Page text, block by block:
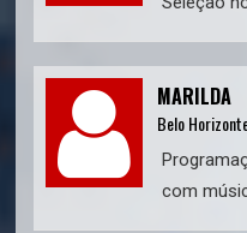
MARILDA
Belo
com